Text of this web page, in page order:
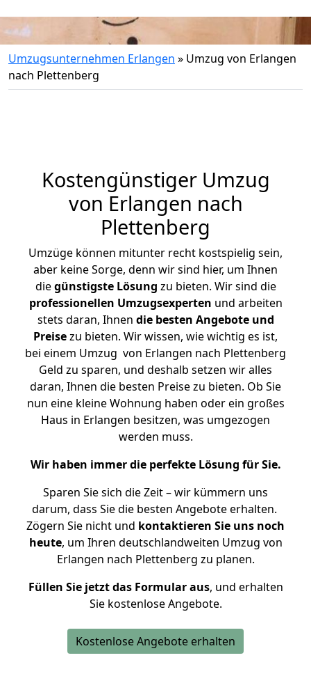
Umzugsunternehmen Erlangen » Umzug von Erlangen
nach Plettenberg
Kostengünstiger Umzug
von Erlangen nach
Plettenberg
Umzüge können mitunter recht kostspielig sein,
aber keine Sorge, denn wir sind hier, um Ihnen
diegünstigste Lösung zu bieten. Wir sind die
professionellen Umzugsexperten und arbeiten
stets daran, Ihnen die besten Angebote und
Preisezu bieten. Wir wissen, wie wichtig es ist,
bei einem Umzug von Erlangen nach Plettenberg
Geld zu sparen, und deshalb setzen wir alles
daran, Ihnen die besten Preise zu bieten. Ob Sie
nun eine kleine Wohnung haben oder ein großes
Haus in Erlangen besitzen, was umgezogen
werden muss.
Wir haben immer die perfekte Lösung für Sie.
Sparen Sie sich die Zeit – wir kümmern uns
darum, dass Sie die besten Angebote erhalten.
Zögern Sie nicht und kontaktieren Sie uns noch
heute, um Ihren deutschlandweiten Umzug von
Erlangen nach Plettenberg zu planen.
Füllen Sie jetzt das Formular aus, und erhalten
Sie kostenlose Angebote.
Kostenlose Angebote erhalten